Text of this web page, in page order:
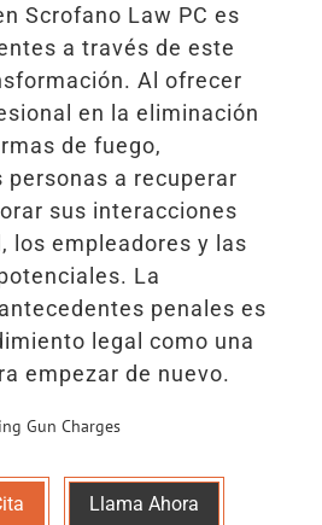
Scrofano Law PC es
a través de este
Al ofrecer
en la eliminación
de fuego,
personas a recuperar
sus interacciones
los empleadores y las
La
penales es
legal como una
empezar de nuevo.
Llama Ahora